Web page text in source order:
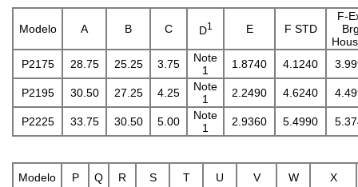
Modelo A B C D1 E F STD
F-
P2175
28.75 25.25 3.75
Note
1
1.8740 4.1240
P2195 30.50 27.25 4.25
Note
1
2.2490 4.6240
P2225 33.75 30.50 5.00
Note
1
2.9360 5.4990
Modelo P Q R S T U V W
X